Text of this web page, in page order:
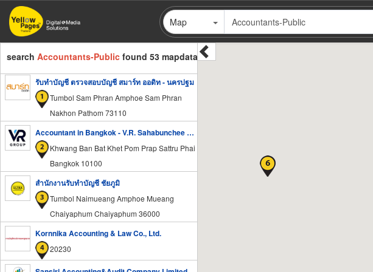
Skip
main
content
Map
search Accountants-Public found 53 mapdata
รับทำบัญชี ตรวจสอบบัญชี สมาร์ท ออดิท - นครปฐม
Tumbol Sam Phran Amphoe Sam Phran
Nakhon Pathom 73110
Accountant in Bangkok - V.R. Sahabunchee Group Co., Ltd.
Khwang Ban Bat Khet Pom Prap Sattru Phai
Bangkok 10100
สำนักงานรับทำบัญชี ชัยภูมิ
Tumbol Naimueang Amphoe Mueang
Chaiyaphum Chaiyaphum 36000
Kornnika Accounting & Law Co., Ltd.
20230